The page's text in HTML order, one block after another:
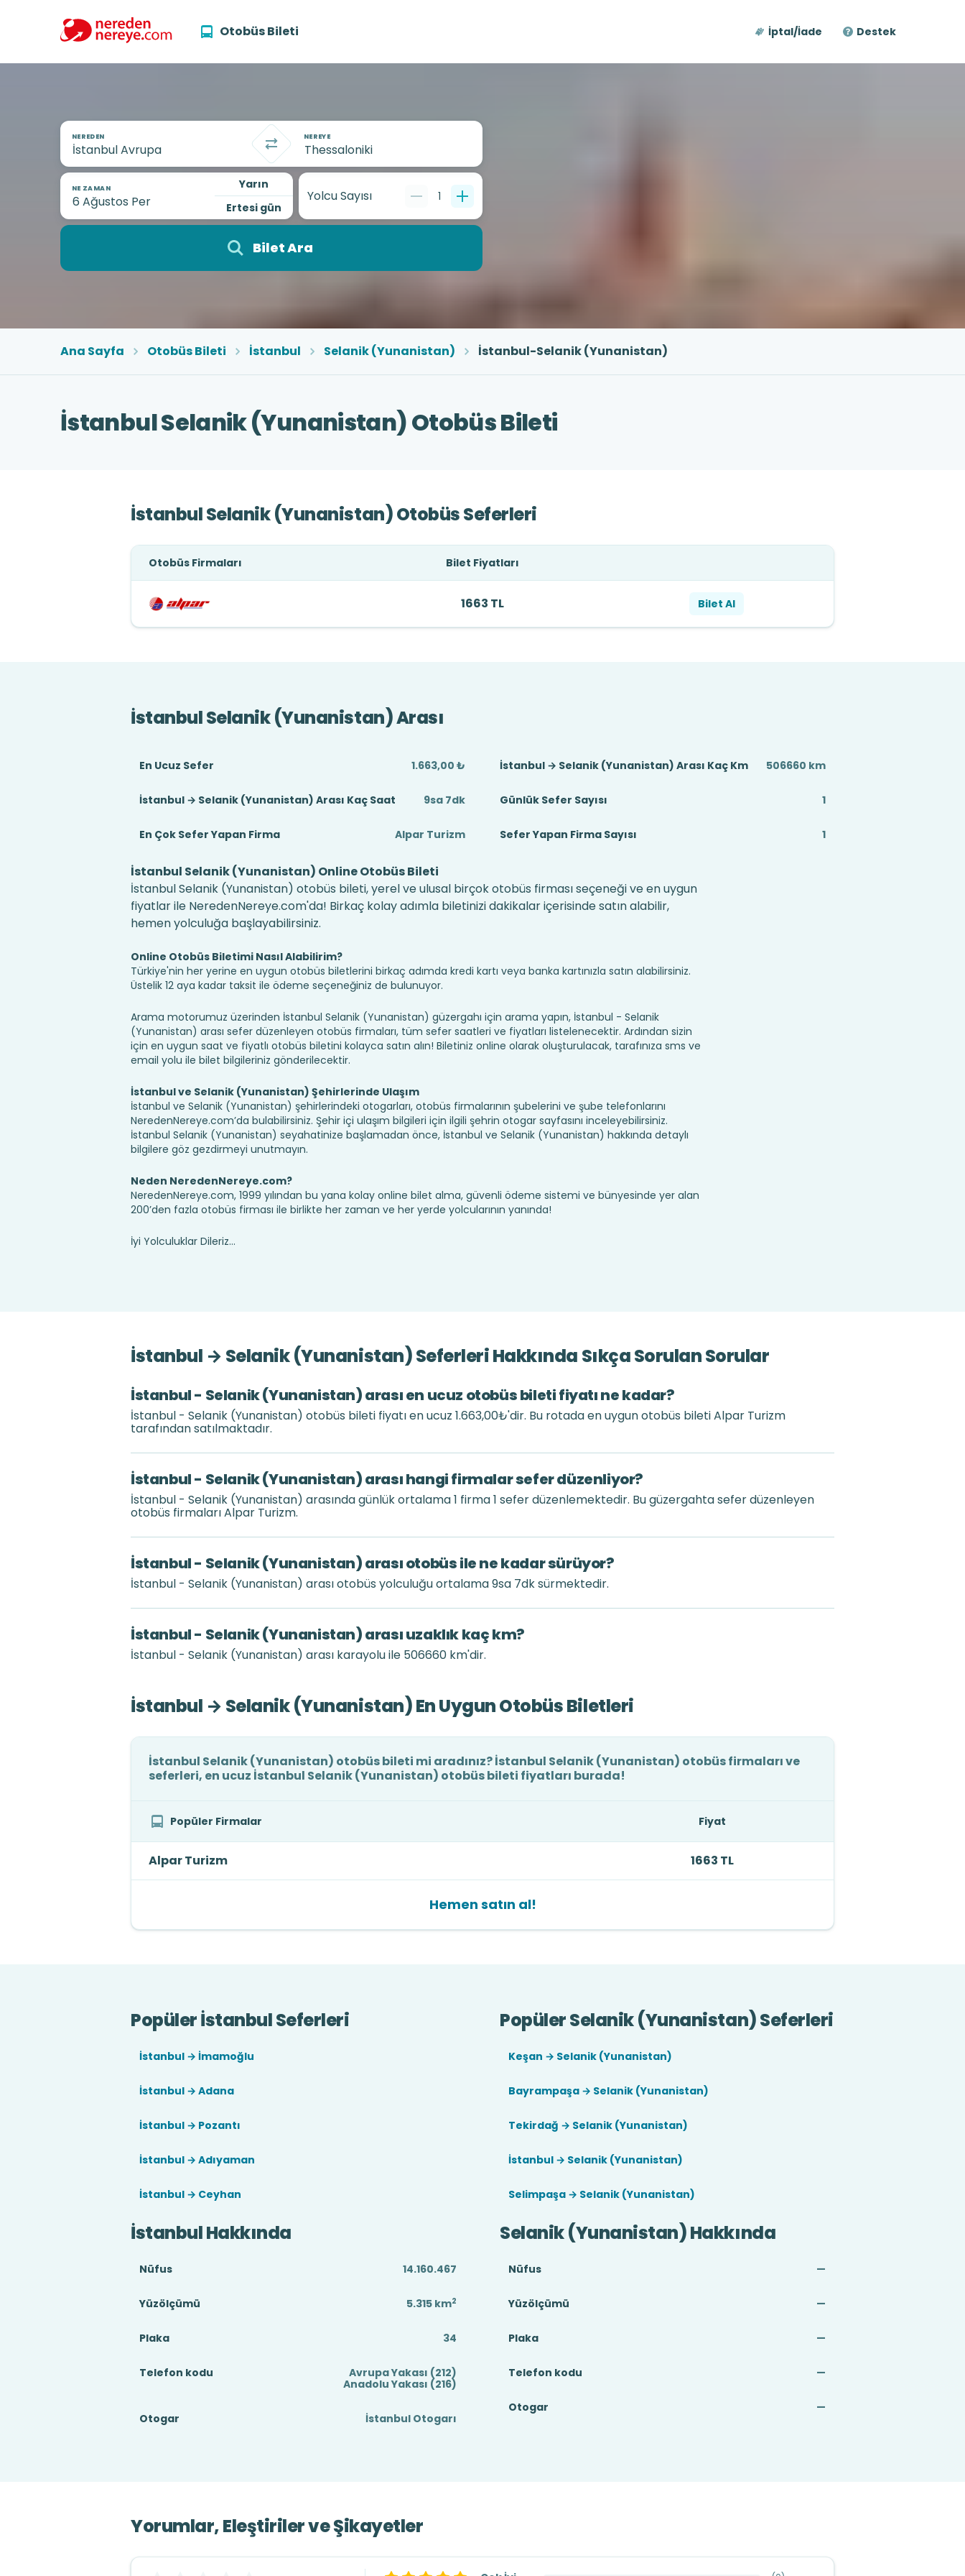
Otobüs Bileti İptal/İade Destek
NEREDEN NEREYE
NE ZAMAN
Yarın
Ertesi gün
Yolcu Sayısı 1
Bilet Ara
Ana Sayfa Otobüs Bileti İstanbul Selanik (Yunanistan) İstanbul-Selanik (Yunanistan)
İstanbul Selanik (Yunanistan) Otobüs Bileti
İstanbul Selanik (Yunanistan) Otobüs Seferleri
Otobüs Firmaları Bilet Fiyatları
1663 TL Bilet Al
İstanbul Selanik (Yunanistan) Arası
En Ucuz Sefer 1.663,00 ₺ İstanbul → Selanik (Yunanistan) Arası Kaç Km 506660 km
İstanbul → Selanik (Yunanistan) Arası Kaç Saat 9sa 7dk Günlük Sefer Sayısı 1
En Çok Sefer Yapan Firma Alpar Turizm Sefer Yapan Firma Sayısı 1
İstanbul Selanik (Yunanistan) Online Otobüs Bileti
İstanbul Selanik (Yunanistan) otobüs bileti, yerel ve ulusal birçok otobüs firması seçeneği ve en uygun
fiyatlar ile NeredenNereye.com'da! Birkaç kolay adımla biletinizi dakikalar içerisinde satın alabilir,
hemen yolculuğa başlayabilirsiniz.
Online Otobüs Biletimi Nasıl Alabilirim?
Türkiye'nin her yerine en uygun otobüs biletlerini birkaç adımda kredi kartı veya banka kartınızla satın alabilirsiniz.
Üstelik 12 aya kadar taksit ile ödeme seçeneğiniz de bulunuyor.
Arama motorumuz üzerinden İstanbul Selanik (Yunanistan) güzergahı için arama yapın, İstanbul - Selanik
(Yunanistan) arası sefer düzenleyen otobüs firmaları, tüm sefer saatleri ve fiyatları listelenecektir. Ardından sizin
için en uygun saat ve fiyatlı otobüs biletini kolayca satın alın! Biletiniz online olarak oluşturulacak, tarafınıza sms ve
email yolu ile bilet bilgileriniz gönderilecektir.
İstanbul ve Selanik (Yunanistan) Şehirlerinde Ulaşım
İstanbul ve Selanik (Yunanistan) şehirlerindeki otogarları, otobüs firmalarının şubelerini ve şube telefonlarını
NeredenNereye.com’da bulabilirsiniz. Şehir içi ulaşım bilgileri için ilgili şehrin otogar sayfasını inceleyebilirsiniz.
İstanbul Selanik (Yunanistan) seyahatinize başlamadan önce, İstanbul ve Selanik (Yunanistan) hakkında detaylı
bilgilere göz gezdirmeyi unutmayın.
Neden NeredenNereye.com?
NeredenNereye.com, 1999 yılından bu yana kolay online bilet alma, güvenli ödeme sistemi ve bünyesinde yer alan
200’den fazla otobüs firması ile birlikte her zaman ve her yerde yolcularının yanında!
İyi Yolculuklar Dileriz...
İstanbul → Selanik (Yunanistan) Seferleri Hakkında Sıkça Sorulan Sorular
İstanbul - Selanik (Yunanistan) arası en ucuz otobüs bileti fiyatı ne kadar?
İstanbul - Selanik (Yunanistan) otobüs bileti fiyatı en ucuz 1.663,00₺'dir. Bu rotada en uygun otobüs bileti Alpar Turizm
tarafından satılmaktadır.
İstanbul - Selanik (Yunanistan) arası hangi firmalar sefer düzenliyor?
İstanbul - Selanik (Yunanistan) arasında günlük ortalama 1 firma 1 sefer düzenlemektedir. Bu güzergahta sefer düzenleyen
otobüs firmaları Alpar Turizm.
İstanbul - Selanik (Yunanistan) arası otobüs ile ne kadar sürüyor?
İstanbul - Selanik (Yunanistan) arası otobüs yolculuğu ortalama 9sa 7dk sürmektedir.
İstanbul - Selanik (Yunanistan) arası uzaklık kaç km?
İstanbul - Selanik (Yunanistan) arası karayolu ile 506660 km'dir.
İstanbul → Selanik (Yunanistan) En Uygun Otobüs Biletleri
İstanbul Selanik (Yunanistan) otobüs bileti mi aradınız? İstanbul Selanik (Yunanistan) otobüs firmaları ve
seferleri, en ucuz İstanbul Selanik (Yunanistan) otobüs bileti fiyatları burada!
Popüler Firmalar Fiyat
Alpar Turizm 1663 TL
Hemen satın al!
Popüler İstanbul Seferleri
İstanbul → İmamoğlu
İstanbul → Adana
İstanbul → Pozantı
İstanbul → Adıyaman
İstanbul → Ceyhan
Popüler Selanik (Yunanistan) Seferleri
Keşan → Selanik (Yunanistan)
Bayrampaşa → Selanik (Yunanistan)
Tekirdağ → Selanik (Yunanistan)
İstanbul → Selanik (Yunanistan)
Selimpaşa → Selanik (Yunanistan)
İstanbul Hakkında
Nüfus 14.160.467
Yüzölçümü 5.315 km2
Plaka 34
Telefon kodu
Avrupa Yakası (212)
Anadolu Yakası (216)
Otogar İstanbul Otogarı
Selanik (Yunanistan) Hakkında
Nüfus —
Yüzölçümü —
Plaka —
Telefon kodu —
Otogar —
Yorumlar, Eleştiriler ve Şikayetler